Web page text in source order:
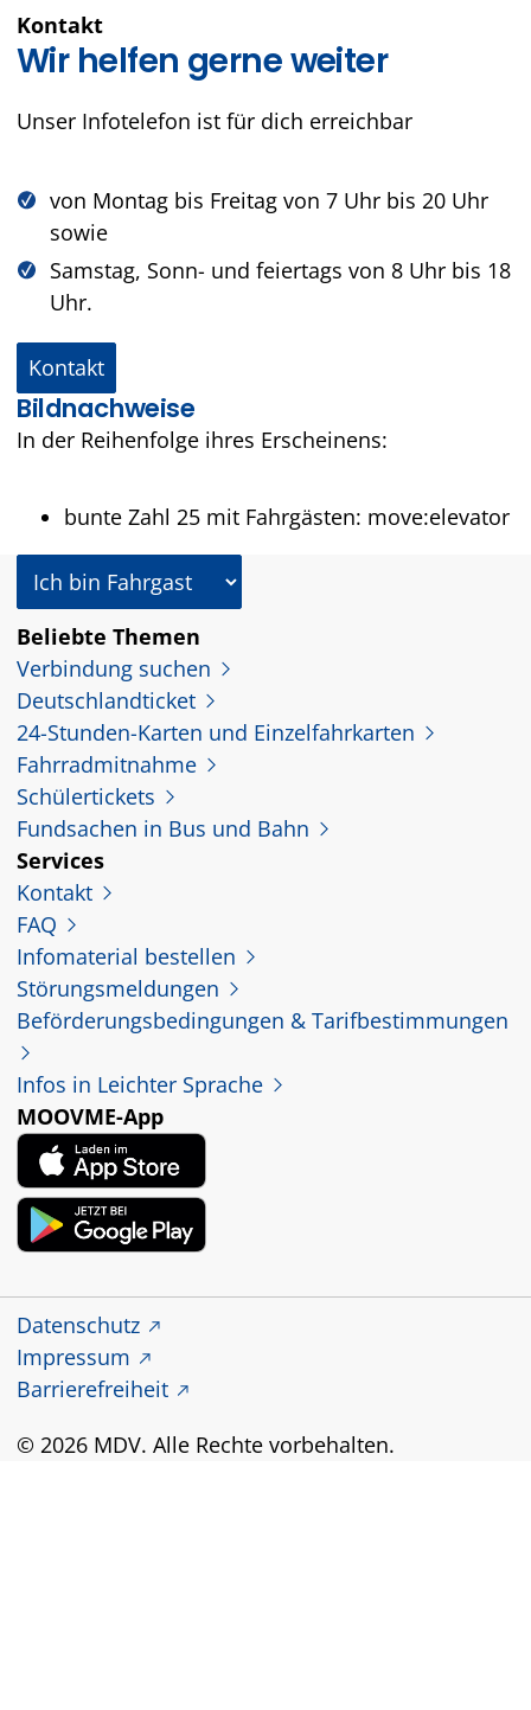
Kontakt
Wir helfen gerne weiter
Unser Infotelefon ist für dich erreichbar
von Montag bis Freitag von 7 Uhr bis 20 Uhr
sowie
Samstag, Sonn- und feiertags von 8 Uhr bis 18
Uhr.
Kontakt
Bildnachweise
In der Reihenfolge ihres Erscheinens:
bunte Zahl 25 mit Fahrgästen: move:elevator
In welcher Rolle nutzen Sie dieses Angebot?
Beliebte Themen
Verbindung suchen
Deutschlandticket
24-Stunden-Karten und Einzelfahrkarten
Fahrradmitnahme
Schülertickets
Fundsachen in Bus und Bahn
Services
Kontakt
FAQ
Infomaterial bestellen
Störungsmeldungen
Beförderungsbedingungen & Tarifbestimmungen
Infos in Leichter Sprache
MOOVME-App
Datenschutz
Impressum
Barrierefreiheit
© 2026 MDV. Alle Rechte vorbehalten.